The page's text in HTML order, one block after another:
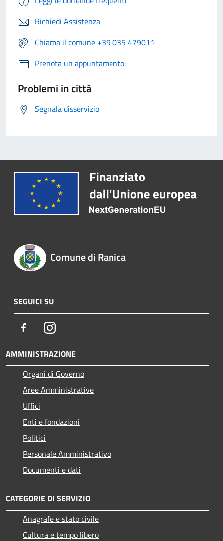
Richiedi Assistenza
Chiama il comune +39 035 479011
Prenota un appuntamento
Problemi in città
Segnala disservizio
Comune di Ranica
SEGUICI SU
FacebookInstagram
AMMINISTRAZIONE
Organi di Governo
Aree Amministrative
Uffici
Enti e fondazioni
Politici
Personale Amministrativo
Documenti e dati
CATEGORIE DI SERVIZIO
Anagrafe e stato civile
Cultura e tempo libero